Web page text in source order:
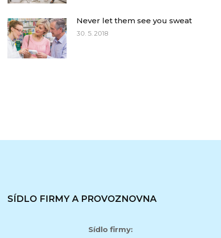
Never let them see you sweat
30. 5. 2018
SÍDLO FIRMY A PROVOZNOVNA
Sídlo firmy: